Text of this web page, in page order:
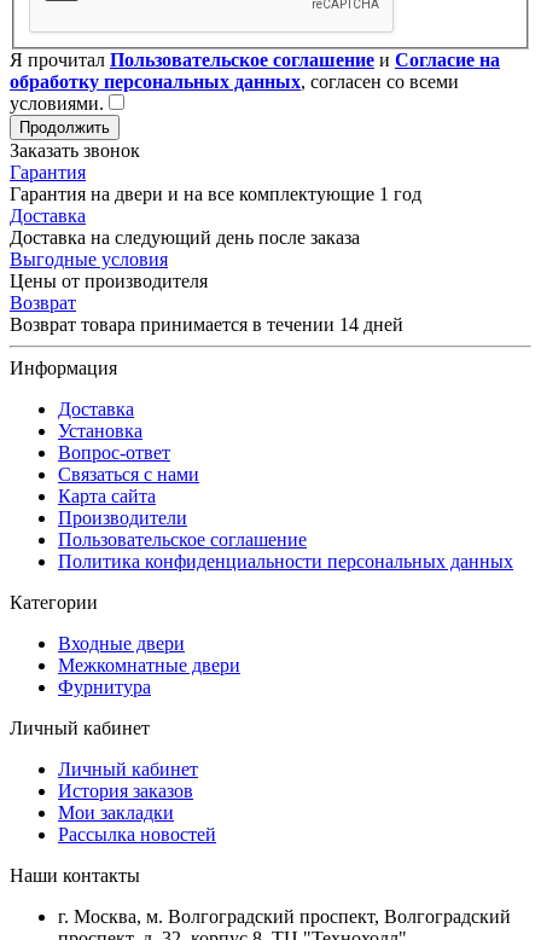
Я прочитал Пользовательское соглашение и Согласие на
обработку персональных данных, согласен со всеми
условиями.
Продолжить
Заказать звонок
Гарантия
Гарантия на двери и на все комплектующие 1 год
Доставка
Доставка на следующий день после заказа
Выгодные условия
Цены от производителя
Возврат
Возврат товара принимается в течении 14 дней
Информация
Доставка
Установка
Вопрос-ответ
Связаться с нами
Карта сайта
Производители
Пользовательское соглашение
Политика конфиденциальности персональных данных
Категории
Входные двери
Межкомнатные двери
Фурнитура
Личный кабинет
Личный кабинет
История заказов
Мои закладки
Рассылка новостей
Наши контакты
г. Москва, м. Волгоградский проспект, Волгоградский